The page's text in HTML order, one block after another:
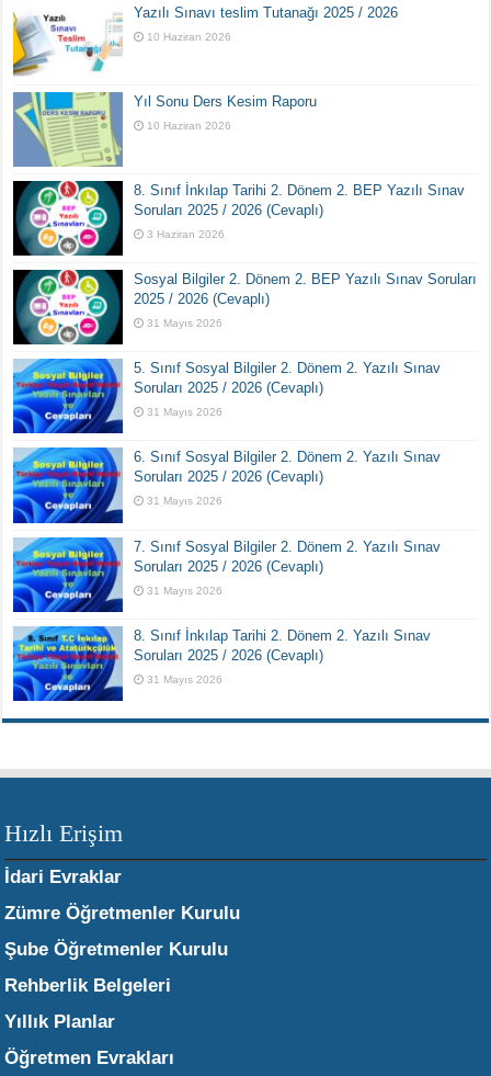
Yazılı Sınavı teslim Tutanağı 2025 / 2026
10 Haziran 2026
Yıl Sonu Ders Kesim Raporu
10 Haziran 2026
8. Sınıf İnkılap Tarihi 2. Dönem 2. BEP Yazılı Sınav
Soruları 2025 / 2026 (Cevaplı)
3 Haziran 2026
Sosyal Bilgiler 2. Dönem 2. BEP Yazılı Sınav Soruları
2025 / 2026 (Cevaplı)
31 Mayıs 2026
5. Sınıf Sosyal Bilgiler 2. Dönem 2. Yazılı Sınav
Soruları 2025 / 2026 (Cevaplı)
31 Mayıs 2026
6. Sınıf Sosyal Bilgiler 2. Dönem 2. Yazılı Sınav
Soruları 2025 / 2026 (Cevaplı)
31 Mayıs 2026
7. Sınıf Sosyal Bilgiler 2. Dönem 2. Yazılı Sınav
Soruları 2025 / 2026 (Cevaplı)
31 Mayıs 2026
8. Sınıf İnkılap Tarihi 2. Dönem 2. Yazılı Sınav
Soruları 2025 / 2026 (Cevaplı)
31 Mayıs 2026
Hızlı Erişim
İdari Evraklar
Zümre Öğretmenler Kurulu
Şube Öğretmenler Kurulu
Rehberlik Belgeleri
Yıllık Planlar
Öğretmen Evrakları